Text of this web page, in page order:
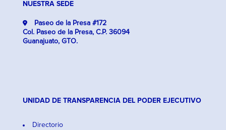
NUESTRA SEDE
Paseo de la Presa #172
Col. Paseo de la Presa, C.P. 36094
Guanajuato, GTO.
UNIDAD DE TRANSPARENCIA DEL PODER EJECUTIVO
Directorio